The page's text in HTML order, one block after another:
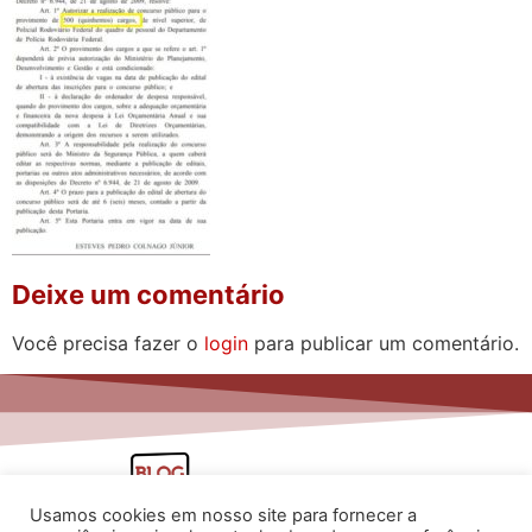
Deixe um comentário
Você precisa fazer o login para publicar um comentário.
Usamos cookies em nosso site para fornecer a